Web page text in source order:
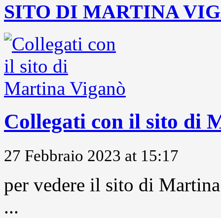
SITO DI MARTINA
Collegati con il sito di
27 Febbraio 2023 at 15:17
per vedere il sito di
...